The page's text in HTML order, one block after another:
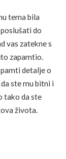
tema bila
do
vas zatekne s
zapamtio.
detalje o
ste mu bitni i
tako da ste
života.